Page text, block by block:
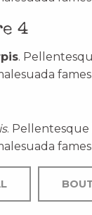
4
.
.